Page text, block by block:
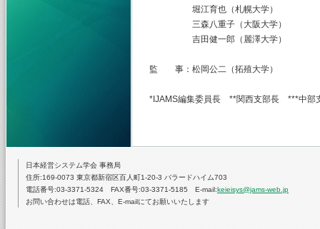
堀江育也（札幌大学） 松本
三森八重子（大阪大学） 山
吉田健一郎（麗澤大学）
監 事：松岡公二（拓殖大学）
*IJAMS編集委員長 **関西支部長 ***中部
日本経営システム学会 事務局
住所:169-0073 東京都新宿区百人町1-20-3 バラードハイム703
電話番号:03-3371-5324 FAX番号:03-3371-5185 E-mail:keieisys@jams-web.jp
お問い合わせは電話、FAX、E-mailにてお願いいたします